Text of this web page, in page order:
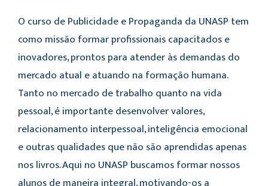
O curso de Publicidade e Propaganda da UNASP tem
como missão formar profissionais capacitados e
inovadores, prontos para atender às demandas do
mercado atual e atuando na formação humana.
Tanto no mercado de trabalho quanto na vida
pessoal, é importante desenvolver valores,
relacionamento interpessoal, inteligência emocional
e outras qualidades que não são aprendidas apenas
nos livros. Aqui no UNASP buscamos formar nossos